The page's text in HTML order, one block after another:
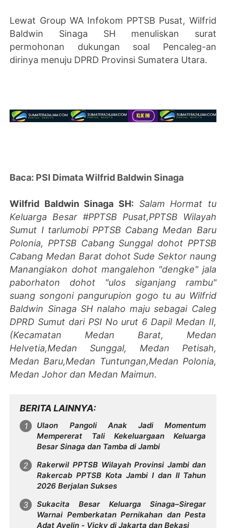
Lewat Group WA Infokom PPTSB Pusat, Wilfrid
Baldwin Sinaga SH menuliskan surat
permohonan dukungan soal Pencaleg-an
dirinya menuju DPRD Provinsi Sumatera Utara.
Baca: PSI Dimata Wilfrid Baldwin Sinaga
Wilfrid Baldwin Sinaga SH: Salam Hormat tu
Keluarga Besar #PPTSB Pusat,PPTSB Wilayah
Sumut I tarlumobi PPTSB Cabang Medan Baru
Polonia, PPTSB Cabang Sunggal dohot PPTSB
Cabang Medan Barat dohot Sude Sektor naung
Manangiakon dohot mangalehon "dengke" jala
paborhaton dohot "ulos siganjang rambu"
suang songoni pangurupion gogo tu au Wilfrid
Baldwin Sinaga SH nalaho maju sebagai Caleg
DPRD Sumut dari PSI No urut 6 Dapil Medan II,
(Kecamatan Medan Barat, Medan
Helvetia,Medan Sunggal, Medan Petisah,
Medan Baru,Medan Tuntungan,Medan Polonia,
Medan Johor dan Medan Maimun.
BERITA LAINNYA
Ulaon Pangoli Anak Jadi Momentum
Mempererat Tali Kekeluargaan Keluarga
Besar Sinaga dan Tamba di Jambi
Rakerwil PPTSB Wilayah Provinsi Jambi dan
Rakercab PPTSB Kota Jambi I dan II Tahun
2026 Berjalan Sukses
Sukacita Besar Keluarga Sinaga–Siregar
Warnai Pemberkatan Pernikahan dan Pesta
Adat Avelin - Vicky di Jakarta dan Bekasi